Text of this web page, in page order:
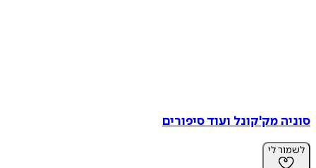
סוניה מק'קונל ועוד סיפורים
לשמור לי